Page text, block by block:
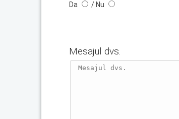
Da / Nu
Mesajul dvs.